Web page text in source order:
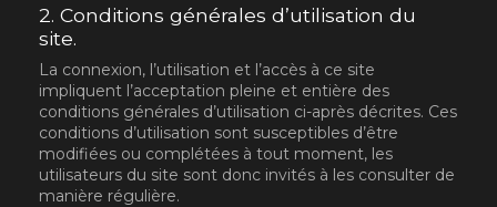
2. Conditions générales d’utilisation du
site.
La connexion, l’utilisation et l’accès à ce site
impliquent l’acceptation pleine et entière des
conditions générales d’utilisation ci-après décrites. Ces
conditions d’utilisation sont susceptibles d’être
modifiées ou complétées à tout moment, les
utilisateurs du site sont donc invités à les consulter de
manière régulière.